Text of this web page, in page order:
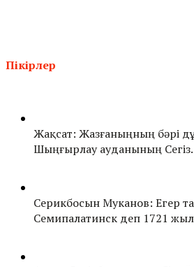
Пікірлер
Жақсат: Жазғаныңның бәрі
Шыңғырлау ауданының
Серикбосын Муканов: Егер
Семипалатинск деп 1721